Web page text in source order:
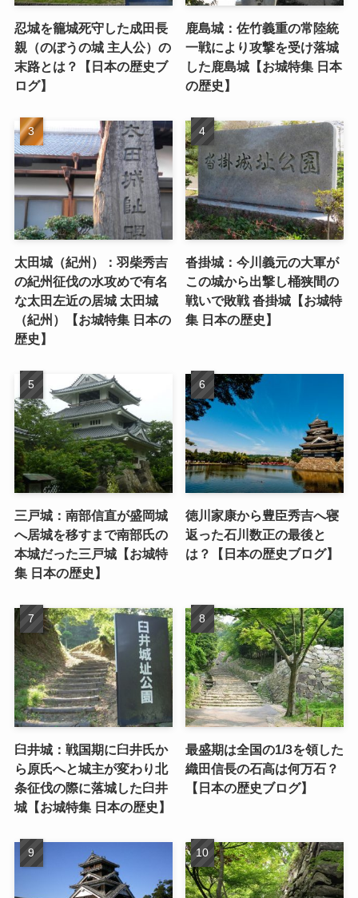
忍城を籠城死守した成田長
親（のぼうの城 主人公）の
末路とは？【日本の歴史ブ
ログ】
鹿島城：佐竹義重の常陸統
一戦により攻撃を受け落城
した鹿島城【お城特集 日本
の歴史】
太田城（紀州）：羽柴秀吉
の紀州征伐の水攻めで有名
な太田左近の居城 太田城
（紀州）【お城特集 日本の
歴史】
沓掛城：今川義元の大軍が
この城から出撃し桶狭間の
戦いで敗戦 沓掛城【お城特
集 日本の歴史】
三戸城：南部信直が盛岡城
へ居城を移すまで南部氏の
本城だった三戸城【お城特
集 日本の歴史】
徳川家康から豊臣秀吉へ寝
返った石川数正の最後と
は？【日本の歴史ブログ】
臼井城：戦国期に臼井氏か
ら原氏へと城主が変わり北
条征伐の際に落城した臼井
城【お城特集 日本の歴史】
最盛期は全国の1/3を領した
織田信長の石高は何万石？
【日本の歴史ブログ】